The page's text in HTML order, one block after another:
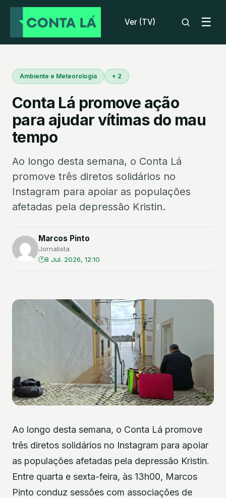
Ver (TV) ☰
Ambiente e Meteorologia + 2
Conta Lá promove ação
para ajudar vítimas do mau
tempo
Ao longo desta semana, o Conta Lá
promove três diretos solidários no
Instagram para apoiar as populações
afetadas pela depressão Kristin.
Marcos Pinto
Jornalista
8 Jul. 2026, 12:10
Ao longo desta semana, o Conta Lá promove
três diretos solidários no Instagram para apoiar
as populações afetadas pela depressão Kristin.
Entre quarta e sexta-feira, às 13h00, Marcos
Pinto conduz sessões com associações de